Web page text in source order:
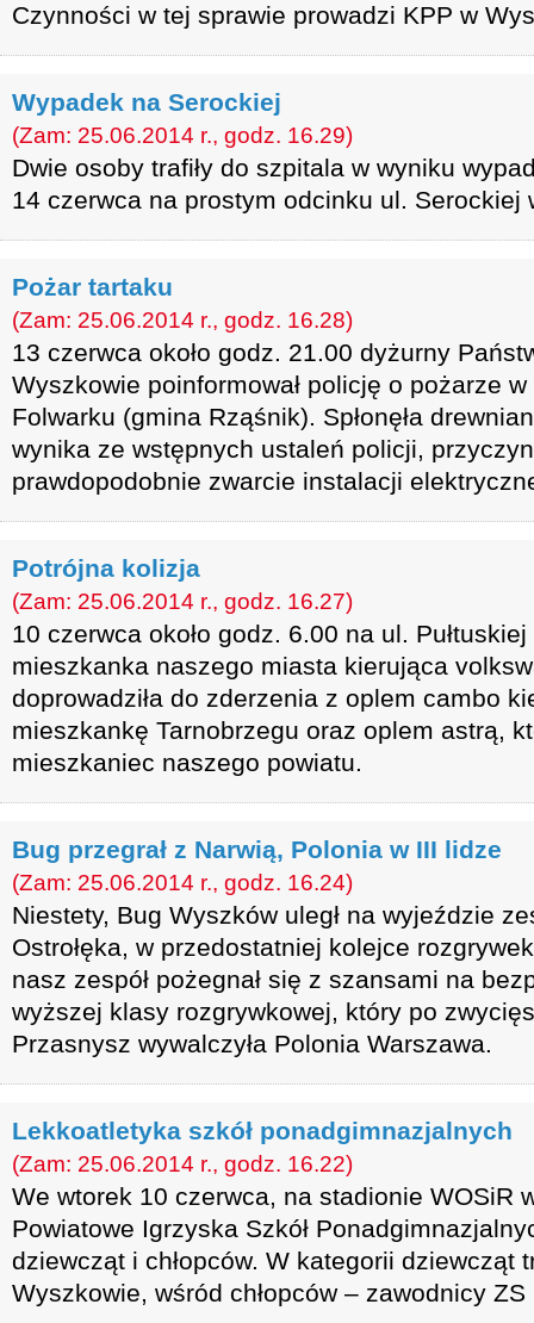
Czynności w tej sprawie prowadzi KPP w
Wypadek na Serockiej
(Zam: 25.06.2014 r., godz. 16.29)
Dwie osoby trafiły do szpitala w wyniku
14 czerwca na prostym odcinku ul. Serockiej
Pożar tartaku
(Zam: 25.06.2014 r., godz. 16.28)
13 czerwca około godz. 21.00 dyżurny
Wyszkowie poinformował policję o pożarze
Folwarku (gmina Rząśnik). Spłonęła
wynika ze wstępnych ustaleń policji,
prawdopodobnie zwarcie instalacji
Potrójna kolizja
(Zam: 25.06.2014 r., godz. 16.27)
10 czerwca około godz. 6.00 na ul.
mieszkanka naszego miasta kierująca
doprowadziła do zderzenia z oplem cambo
mieszkankę Tarnobrzegu oraz oplem astrą,
mieszkaniec naszego powiatu.
Bug przegrał z Narwią, Polonia w III lidze
(Zam: 25.06.2014 r., godz. 16.24)
Niestety, Bug Wyszków uległ na wyjeździe
Ostrołęka, w przedostatniej kolejce
nasz zespół pożegnał się z szansami na
wyższej klasy rozgrywkowej, który po
Przasnysz wywalczyła Polonia Warszawa.
Lekkoatletyka szkół ponadgimnazjalnych
(Zam: 25.06.2014 r., godz. 16.22)
We wtorek 10 czerwca, na stadionie WOSiR
Powiatowe Igrzyska Szkół
dziewcząt i chłopców. W kategorii dziewcząt
Wyszkowie, wśród chłopców – zawodnicy